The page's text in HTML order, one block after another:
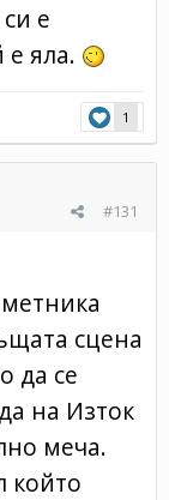
е
е яла.
1
#131
сцена
да се
на Изток
меча.
който